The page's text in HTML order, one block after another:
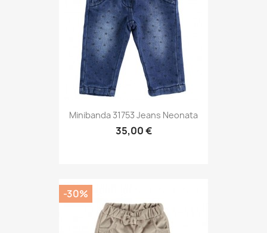
Minibanda 31753 Jeans Neonata
35,00 €
-30%